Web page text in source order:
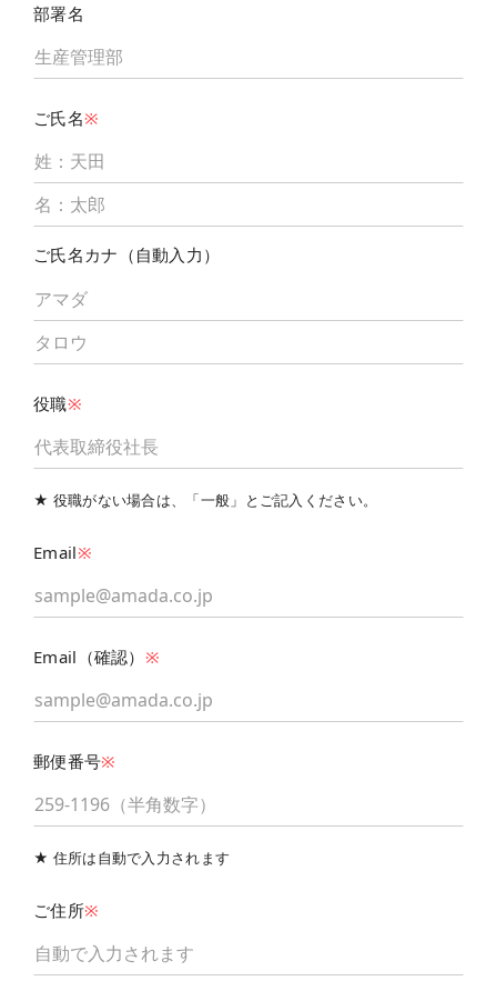
部署名
ご氏名※
ご氏名カナ（自動入力）
役職※
★ 役職がない場合は、「一般」とご記入ください。
Email※
Email（確認） ※
郵便番号※
★ 住所は自動で入力されます
ご住所※